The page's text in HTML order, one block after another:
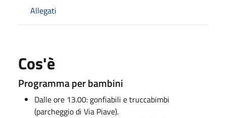
Allegati
Cos'è
Programma per bambini
Dalle ore 13.00: gonfiabili e truccabimbi
(parcheggio di Via Piave).